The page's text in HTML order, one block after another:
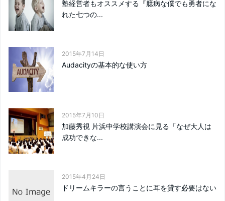
塾経営者もオススメする『臆病な僕でも勇者にな
れた七つの...
2015年7月14日
Audacityの基本的な使い方
2015年7月10日
加藤秀視 片浜中学校講演会に見る「なぜ大人は
成功できな...
2015年4月24日
ドリームキラーの言うことに耳を貸す必要はない